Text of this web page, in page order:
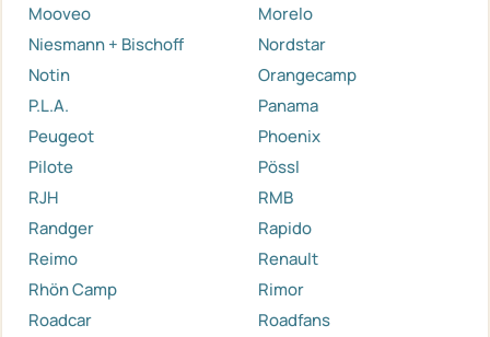
Mooveo
Morelo
Niesmann + Bischoff
Nordstar
Notin
Orangecamp
P.L.A.
Panama
Peugeot
Phoenix
Pilote
Pössl
RJH
RMB
Randger
Rapido
Reimo
Renault
Rhön Camp
Rimor
Roadcar
Roadfans